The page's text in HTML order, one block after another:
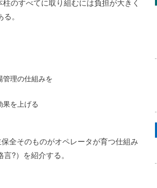
のすべてに取り組むには負担が大きく
。
理の仕組みを
果を上げる
全そのものがオペレータが育つ仕組み
?）を紹介する。